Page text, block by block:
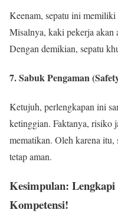
Keenam, sepatu ini
Misalnya, kaki pekerja akan
Dengan demikian, sepatu
7. Sabuk Pengaman
Ketujuh, perlengkapan ini
ketinggian. Faktanya, risiko
mematikan. Oleh karena
tetap aman.
Kesimpulan:
Kompetensi!